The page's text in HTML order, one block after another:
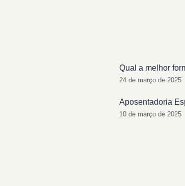
Qual a melhor
24 de março de 2025
Aposentadoria
10 de março de 2025